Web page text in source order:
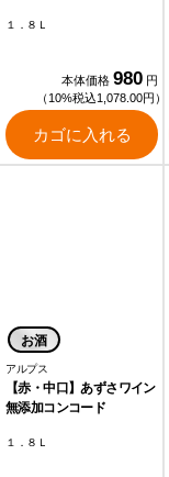
１．８Ｌ
本体価格 980 円
（10%税込1,078.00円）
カゴに入れる
お酒
アルプス
【赤・中口】あずさワイン
無添加コンコード
１．８Ｌ